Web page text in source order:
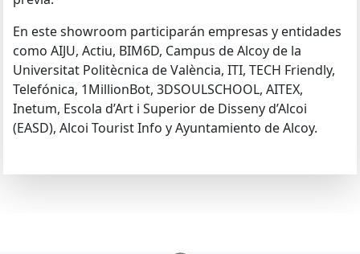
En este showroom participarán empresas y entidades
como AIJU, Actiu, BIM6D, Campus de Alcoy de la
Universitat Politècnica de València, ITI, TECH Friendly,
Telefónica, 1MillionBot, 3DSOULSCHOOL, AITEX,
Inetum, Escola d’Art i Superior de Disseny d’Alcoi
(EASD), Alcoi Tourist Info y Ayuntamiento de Alcoy.